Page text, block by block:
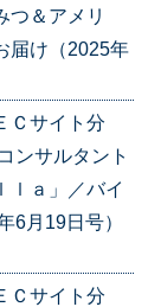
＆アメリ
届け（2025年
Ｃサイト分
ンサルタント
ａ」／バイ
6月19日号）
Ｃサイト分